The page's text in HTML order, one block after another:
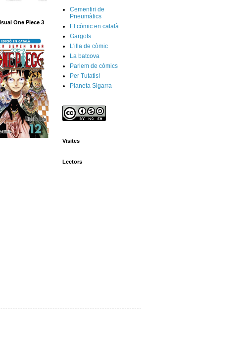
One Piece 3
Cementiri de
Pneumàtics
El còmic en català
Gargots
L'illa de còmic
La batcova
Parlem de còmics
Per Tutatis!
Planeta Sigarra
Visites
Lectors